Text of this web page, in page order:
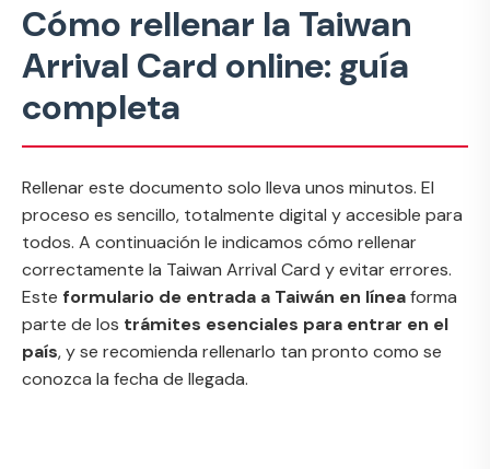
Cómo rellenar la Taiwan
Arrival Card online: guía
completa
Rellenar este documento solo lleva unos minutos. El
proceso es sencillo, totalmente digital y accesible para
todos. A continuación le indicamos cómo rellenar
correctamente la Taiwan Arrival Card y evitar errores.
Este formulario de entrada a Taiwán en líneaforma
parte de los trámites esenciales para entrar en el
país, y se recomienda rellenarlo tan pronto como se
conozca la fecha de llegada.